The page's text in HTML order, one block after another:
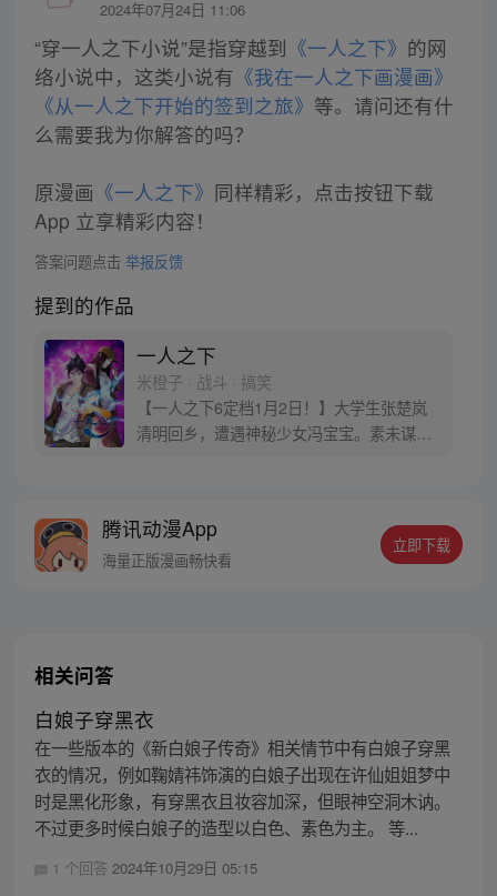
2024年07月24日 11:06
“穿一人之下小说”是指穿越到 《一人之下》 的网
络小说中，这类小说有 《我在一人之下画漫画》
《从一人之下开始的签到之旅》 等。请问还有什
么需要我为你解答的吗？
原漫画 《一人之下》 同样精彩，点击按钮下载
App 立享精彩内容！
答案问题点击 举报反馈
提到的作品
一人之下
米橙子 · 战斗 · 搞笑
【一人之下6定档1月2日！】大学生张楚岚
清明回乡，遭遇神秘少女冯宝宝。素未谋面
密，张楚岚的生活被彻底颠覆，与冯宝宝一
同踏上“异人”之旅。
腾讯动漫App
海量正版漫画畅快看
立即下载
相关问答
白娘子穿黑衣
在一些版本的《新白娘子传奇》相关情节中有白娘子穿黑
衣的情况，例如鞠婧祎饰演的白娘子出现在许仙姐姐梦中
时是黑化形象，有穿黑衣且妆容加深，但眼神空洞木讷。
不过更多时候白娘子的造型以白色、素色为主。 等...
1 个回答 2024年10月29日 05:15